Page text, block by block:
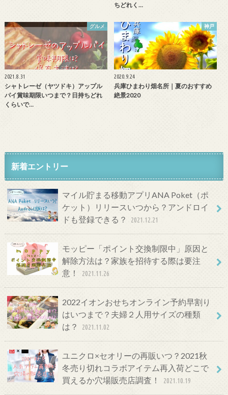
ちどれく…
グルメ
2021.8.31
シャトレーゼ（ヤツドキ）アップル
パイ賞味期限いつまで？日持ちどれ
くらいで…
神戸
2020.9.24
兵庫ひまわり畑名所｜夏のおすすめ
絶景2020
新着エントリー
マイル貯まる移動アプリANA Poket（ポ
ケット）リリースいつから？アンドロイ
ドも登録できる？
2021.12.21
モッピー「ポイント交換制限中」原因と
解除方法は？家族を招待する際は要注
意！
2021.11.26
2022イオンおせちオンライン予約早割り
はいつまで？夫婦２人用サイズの種類
は？
2021.11.02
ユニクロ×セオリーの再販いつ？2021秋
冬売り切れコラボアイテム再入荷どこで
買えるか穴場販売店調査！
2021.10.19